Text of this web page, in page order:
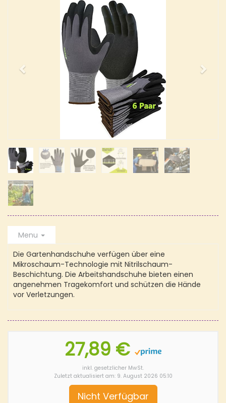
Menu
Die Gartenhandschuhe verfügen über eine
Mikroschaum-Technologie mit Nitrilschaum-
Beschichtung. Die Arbeitshandschuhe bieten einen
angenehmen Tragekomfort und schützen die Hände
vor Verletzungen.
27,89 €
inkl. gesetzlicher MwSt.
Zuletzt aktualisiert am: 9. August 2026 05:10
Nicht Verfügbar